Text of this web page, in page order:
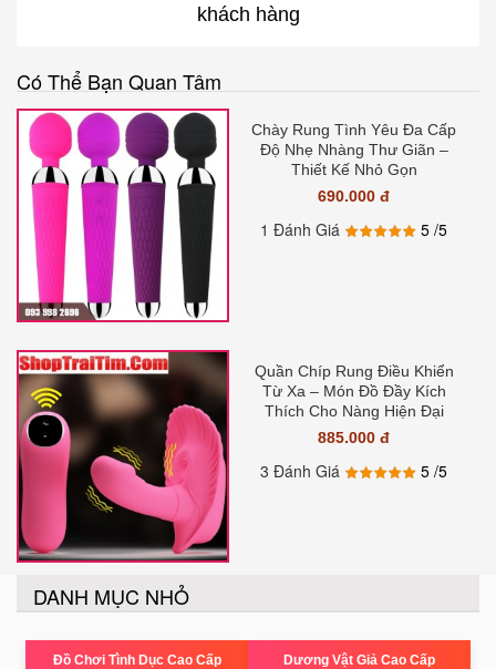
khách hàng
Có Thể Bạn Quan Tâm
Chày Rung Tình Yêu Đa Cấp
Độ Nhẹ Nhàng Thư Giãn –
Thiết Kế Nhỏ Gọn
690.000 đ
1 Đánh Giá 5/5
Quần Chíp Rung Điều Khiển
Từ Xa – Món Đồ Đầy Kích
Thích Cho Nàng Hiện Đại
885.000 đ
3 Đánh Giá 5/5
DANH MỤC NHỎ
Đồ Chơi Tình Dục Cao Cấp Dương Vật Giả Cao Cấp